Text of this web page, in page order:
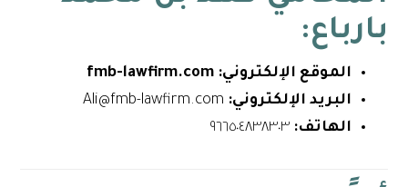
بارباع:
الموقع الإلكتروني: fmb-lawfirm.com
البريد الإلكتروني: Ali@fmb-lawfirm.com
الهاتف: ٩٦٦٥٠٤٨٣٨٣٠٣